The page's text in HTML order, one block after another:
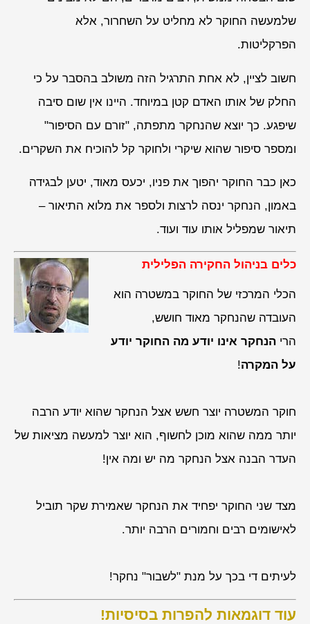
שלמעשה החוקר לא מחליט על השחרור, אלא
הפרקליטות.
חשוב לציין, לא אחת התרגיל הזה משולב בהסבר על כי
החלק של אותו האדם קטן במיוחד. היינו אין שום סיבה
שיפגע. כך יוצא שהנחקר מתפתה, "זורם עם הסיפור"
ומספר סיפור שהוא שיקרי ולחוקר קל להוכיח את השקרים.
כאן כבר החוקר יהפוך את פניו, יכעס מאוד, יטען לבגידה
באמון, הנחקר ינסה לרצות ולספר את מלוא התיאור –
תיאור שמפליל אותו עוד ועוד.
כלים בניהול החקירה הפלילית
הכלי המרכזי של החוקר במשטרה הוא
העובדה שהנחקר מאוד חושש,
הרי הנחקר אינו יודע מה החוקר יודע
על המקרה!
חוקר המשטרה יוצר חשש אצל הנחקר שהוא יודע הרבה
יותר ממה שהוא מוכן לחשוף, הוא יוצר למעשה מציאות של
העדר הבנה אצל הנחקר מה יש ומה אין!
מצד שני החוקר יפחיד את הנחקר שאמירת שקר תוביל
לאישומים רבים וחמורים הרבה יותר.
לעיתים די בכך על מנת "לשבור" נחקר!
עוד דוגמאות להפרות בסיסיות!